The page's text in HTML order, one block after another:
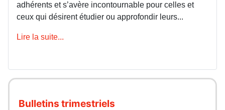
adhérents et s’avère incontournable pour celles et
ceux qui désirent étudier ou approfondir leurs...
Lire la suite...
Bulletins trimestriels